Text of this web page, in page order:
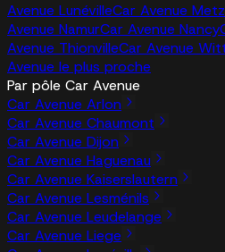
Avenue LunévilleCar Avenue
Avenue NamurCar Avenue Nancy
Avenue ThionvilleCar Avenue
Avenue le plus proche
Par pôle Car Avenue
Car Avenue Arlon
Car Avenue Chaumont
Car Avenue Dijon
Car Avenue Haguenau
Car Avenue Kaiserslautern
Car Avenue Lesménils
Car Avenue Leudelange
Car Avenue Liege